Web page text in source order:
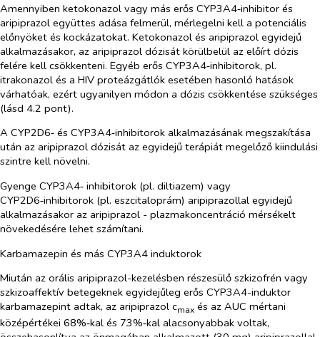
Amennyiben ketokonazol vagy más erős CYP3A4‑inhibitor és
aripiprazol együttes adása felmerül, mérlegelni kell a potenciális
előnyöket és kockázatokat. Ketokonazol és aripiprazol egyidejű
alkalmazásakor, az aripiprazol dózisát körülbelül az előírt dózis
felére kell csökkenteni. Egyéb erős CYP3A4‑inhibitorok, pl.
itrakonazol és a HIV proteázgátlók esetében hasonló hatások
várhatóak, ezért ugyanilyen módon a dózis csökkentése szükséges
(lásd 4.2 pont).
A CYP2D6‑ és CYP3A4‑inhibitorok alkalmazásának megszakítása
után az aripiprazol dózisát az egyidejű terápiát megelőző kiindulási
szintre kell növelni.
Gyenge CYP3A4‑ inhibitorok (pl. diltiazem) vagy
CYP2D6‑inhibitorok (pl. eszcitaloprám) aripiprazollal egyidejű
alkalmazásakor az aripiprazol - plazmakoncentráció mérsékelt
növekedésére lehet számítani.
Karbamazepin és más CYP3A4 induktorok
Miután az orális aripiprazol-kezelésben részesülő szkizofrén vagy
szkizoaffektív betegeknek egyidejűleg erős CYP3A4-induktor
karbamazepint adtak, az aripiprazol cmax és az AUC mértani
középértékei 68%‑kal és 73%‑kal alacsonyabbak voltak,